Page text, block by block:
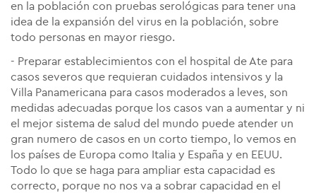
en la población con pruebas serológicas para tener una
idea de la expansión del virus en la población, sobre
todo personas en mayor riesgo.
- Preparar establecimientos con el hospital de Ate para
casos severos que requieran cuidados intensivos y la
Villa Panamericana para casos moderados a leves, son
medidas adecuadas porque los casos van a aumentar y ni
el mejor sistema de salud del mundo puede atender un
gran numero de casos en un corto tiempo, lo vemos en
los países de Europa como Italia y España y en EEUU.
Todo lo que se haga para ampliar esta capacidad es
correcto, porque no nos va a sobrar capacidad en el